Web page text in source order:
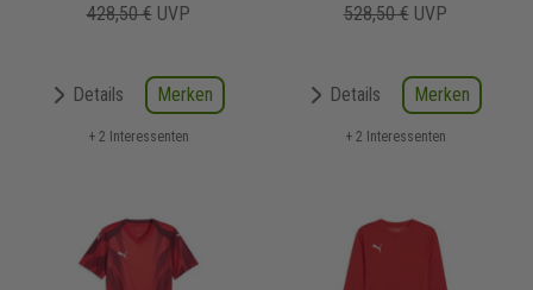
428,50 € UVP
Details Merken
+ 2 Interessenten
528,50 € UVP
Details Merken
+ 2 Interessenten